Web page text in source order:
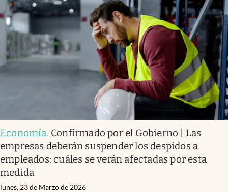
Economía. Confirmado por el Gobierno | Las
empresas deberán suspender los despidos a
empleados: cuáles se verán afectadas por esta
medida
lunes, 23 de Marzo de 2026